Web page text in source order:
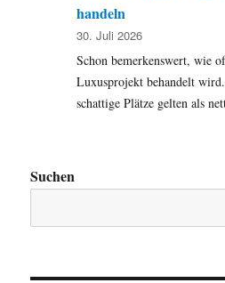
handeln
30. Juli 2026
Schon bemerkenswert, wie
Luxusprojekt behandelt
schattige Plätze gelten als
Suchen